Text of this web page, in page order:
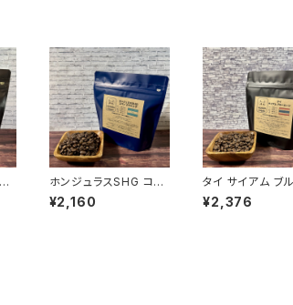
ホンジュラスSHG コパ
ン クラシック 150g
¥2,160
タイ サイアム ブ
ーン 150g
¥2,376